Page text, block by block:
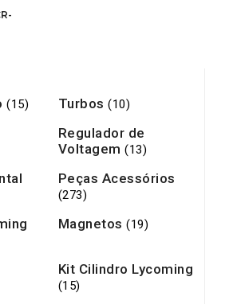
(15) Turbos (10)
Regulador de
Voltagem (13)
Peças Acessórios
(273)
Magnetos (19)
Kit Cilindro Lycoming
(15)